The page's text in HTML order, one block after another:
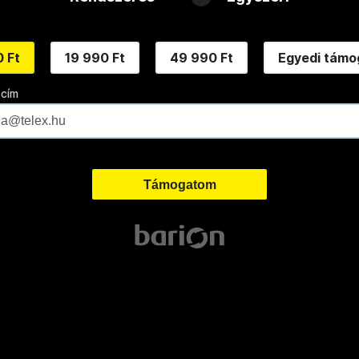
Ft 19 990 Ft 49 990 Ft Egyedi